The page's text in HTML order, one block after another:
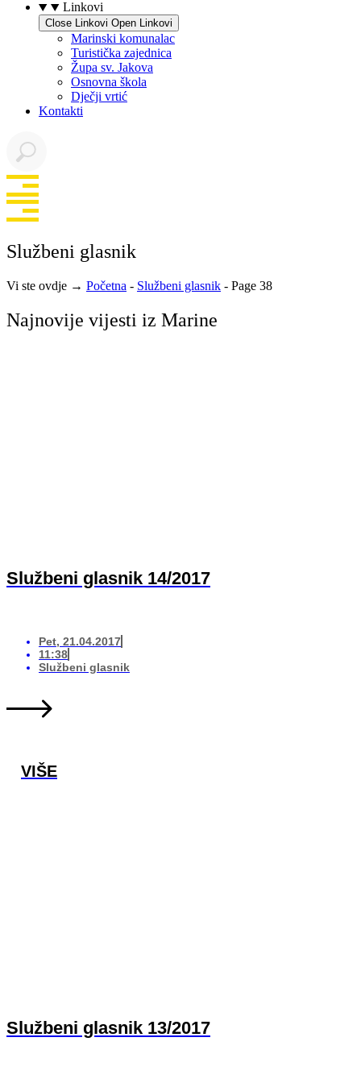
Linkovi
Close Linkovi Open Linkovi
Marinski komunalac
Turistička zajednica
Župa sv. Jakova
Osnovna škola
Dječji vrtić
Kontakti
Službeni glasnik
Vi ste ovdje → Početna - Službeni glasnik - Page 38
Najnovije vijesti iz Marine
Službeni glasnik 14/2017
Pet, 21.04.2017
11:38
Službeni glasnik
VIŠE
Službeni glasnik 13/2017